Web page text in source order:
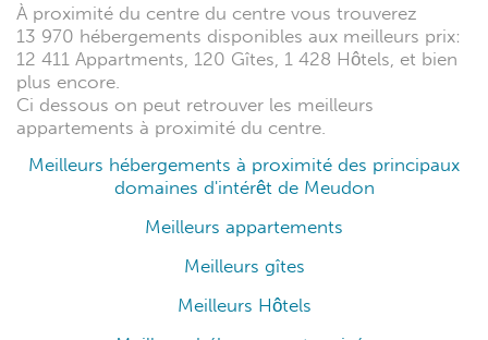
À proximité du centre du centre vous trouverez
13 970 hébergements disponibles aux meilleurs prix:
12 411 Appartments, 120 Gîtes, 1 428 Hôtels, et bien
plus encore.
Ci dessous on peut retrouver les meilleurs
appartements à proximité du centre.
Meilleurs hébergements à proximité des principaux
domaines d'intérêt de Meudon
Meilleurs appartements
Meilleurs gîtes
Meilleurs Hôtels